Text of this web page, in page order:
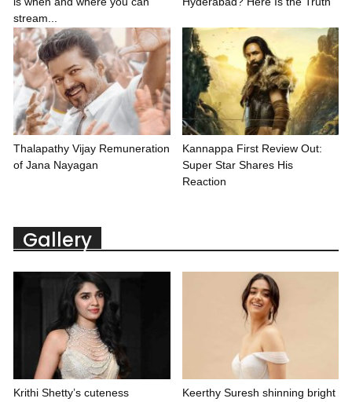
stream...
Thalapathy Vijay Remuneration
of Jana Nayagan
Kannappa First Review Out:
Super Star Shares His
Reaction
Gallery
Krithi Shetty’s cuteness
Keerthy Suresh shinning bright